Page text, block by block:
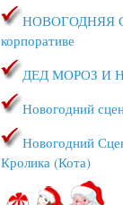
НОВОГОДНЯЯ
корпоративе
ДЕД МОРОЗ И
Новогодний
Новогодний
Кролика (Кота)